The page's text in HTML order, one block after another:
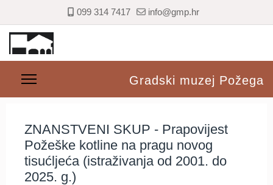
099 314 7417 info@gmp.hr
Gradski muzej Požega
ZNANSTVENI SKUP - Prapovijest
Požeške kotline na pragu novog
tisućljeća (istraživanja od 2001. do
2025. g.)